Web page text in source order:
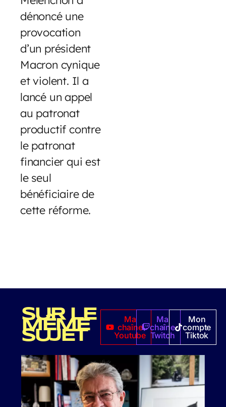
dénoncé une
provocation
d’un président
Macron cynique
et violent. Il a
lancé un appel
au patronat
productif contre
le patronat
financier qui est
le seul
bénéficiaire de
cette réforme.
SUR LE
MÊME
SUJET
Ma
chaîne
Youtube
Ma
chaîne
Twitch
Mon
compte
Tiktok